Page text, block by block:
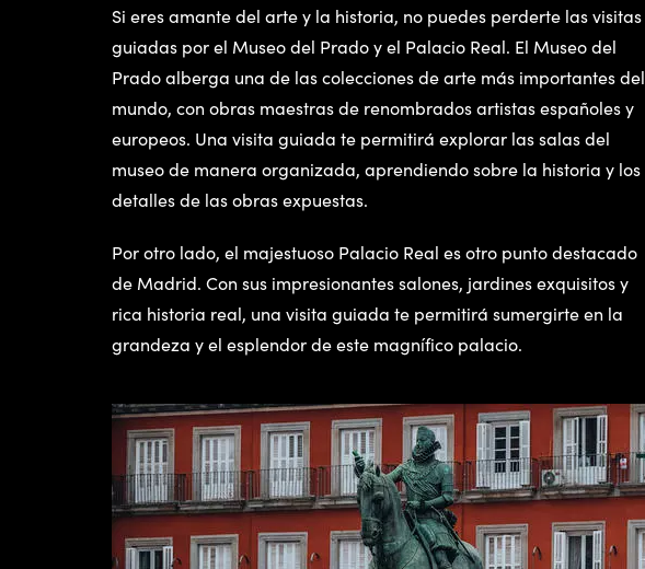
Si eres amante del arte y la historia, no puedes perderte las visitas
guiadas por el Museo del Prado y el Palacio Real. El Museo del
Prado alberga una de las colecciones de arte más importantes del
mundo, con obras maestras de renombrados artistas españoles y
europeos. Una visita guiada te permitirá explorar las salas del
museo de manera organizada, aprendiendo sobre la historia y los
detalles de las obras expuestas.
Por otro lado, el majestuoso Palacio Real es otro punto destacado
de Madrid. Con sus impresionantes salones, jardines exquisitos y
rica historia real, una visita guiada te permitirá sumergirte en la
grandeza y el esplendor de este magnífico palacio.